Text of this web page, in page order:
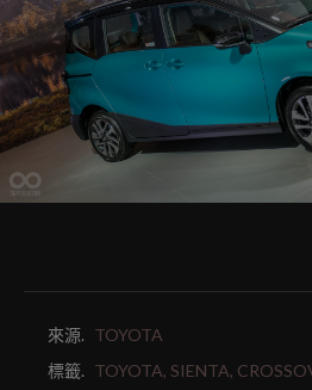
來源. TOYOTA
標籤. TOYOTA, SIENTA,